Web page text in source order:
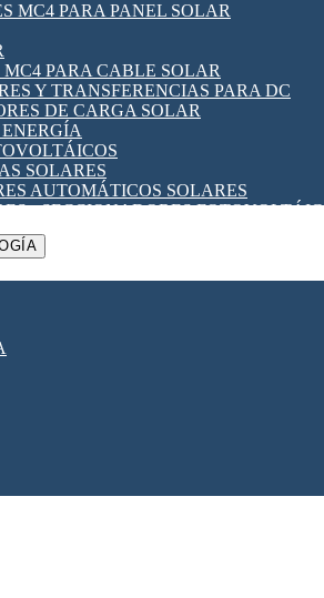
MC4 PARA PANEL SOLAR
MC4 PARA CABLE SOLAR
Y TRANSFERENCIAS PARA DC
DE CARGA SOLAR
SOLARES
AUTOMÁTICOS SOLARES
- SECCIONADORES
SOLAR
Y SECCIONADORES